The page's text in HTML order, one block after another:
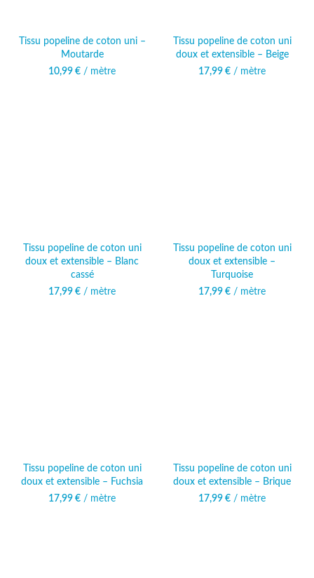
Tissu popeline de coton uni –
Moutarde
10,99 € / mètre
Tissu popeline de coton uni
doux et extensible – Beige
17,99 € / mètre
Tissu popeline de coton uni
doux et extensible – Blanc
cassé
17,99 € / mètre
Tissu popeline de coton uni
doux et extensible –
Turquoise
17,99 € / mètre
Tissu popeline de coton uni
doux et extensible – Fuchsia
17,99 € / mètre
Tissu popeline de coton uni
doux et extensible – Brique
17,99 € / mètre